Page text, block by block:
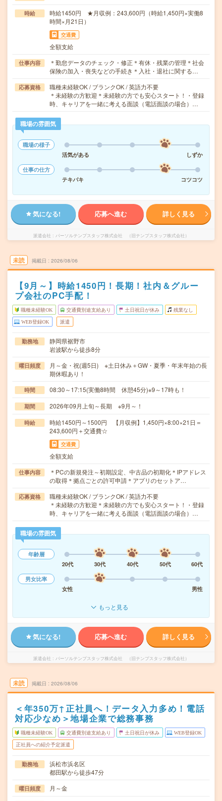
時給
時給1450円 ★月収例：243,600円（時給1,450円×実働8
時間×月21日）
交通費
全額支給
仕事内容
＊勤怠データのチェック・修正＊有休・残業の管理＊社会
保険の加入・喪失などの手続き＊入社・退社に関する…
応募資格
職種未経験OK / ブランクOK / 英語力不要
＊未経験の方歓迎＊未経験の方でも安心スタート！・登録
時、キャリアを一緒に考える面談（電話面談の場合）…
職場の雰囲気
職場の様子
活気がある
しずか
仕事の仕方
テキパキ
コツコツ
気になる! 応募へ進む 詳しく見る
派遣会社 パーソルテンプスタッフ株式会社 （旧テンプスタッフ株式会社）
未読 掲載日 2026/08/06
【9月～】時給1450円！長期！社内＆グルー
プ会社のPC手配！
職種未経験OK 交通費別途支給あり 土日祝日が休み 残業なし
WEB登録OK 派遣
勤務地
静岡県裾野市
岩波駅から徒歩8分
曜日頻度
月～金・祝(週5日) ※土日休み＋GW・夏季・年末年始の長
期休暇あり！
時間 08:30～17:15(実働8時間 休憩45分)※9～17時も！
期間 2026年09月上旬～長期 ※9月～！
時給
時給1450円～1500円 【月収例】1,450円×8:00×21日＝
243,600円＋交通費☆
交通費
全額支給
仕事内容
＊PCの新規発注～初期設定、中古品の初期化＊IPアドレス
の取得＊拠点ごとの許可申請＊アプリのセットア…
応募資格
職種未経験OK / ブランクOK / 英語力不要
＊未経験の方歓迎＊未経験の方でも安心スタート！・登録
時、キャリアを一緒に考える面談（電話面談の場合）…
職場の雰囲気
年齢層
20代
30代 40代 50代
60代
男女比率
女性
男性
もっと見る
気になる! 応募へ進む 詳しく見る
派遣会社 パーソルテンプスタッフ株式会社 （旧テンプスタッフ株式会社）
未読 掲載日 2026/08/06
＜年350万↑正社員へ！データ入力多め！電話
対応少なめ＞地場企業で総務事務
職種未経験OK 交通費別途支給あり 土日祝日が休み WEB登録OK
正社員への紹介予定派遣
勤務地
浜松市浜名区
都田駅から徒歩47分
曜日頻度 月～金